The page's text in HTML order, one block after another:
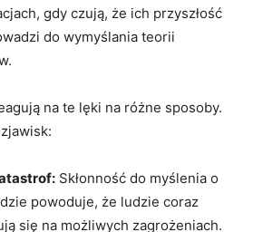
gdy czują, że ich przyszłość
do wymyślania teorii
na te lęki na różne sposoby.
Skłonność do myślenia o
powoduje, że ludzie coraz
się na możliwych zagrożeniach.